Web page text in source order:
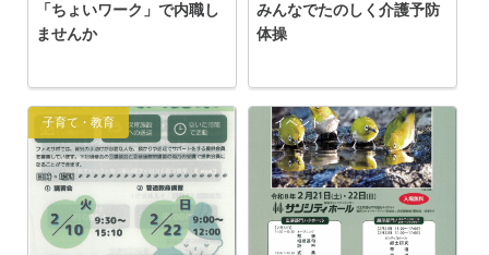
「ちょいワーク」で内職し
ませんか
みんなでたのしく介護予防
体操
子育て・教育 イベント